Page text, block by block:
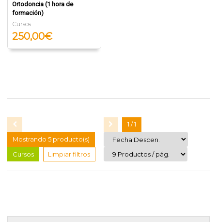
Ortodoncia (1 hora de
formación)
Cursos
250,00€
Mostrando 5 producto(s)
Cursos
Limpiar filtros
1 / 1